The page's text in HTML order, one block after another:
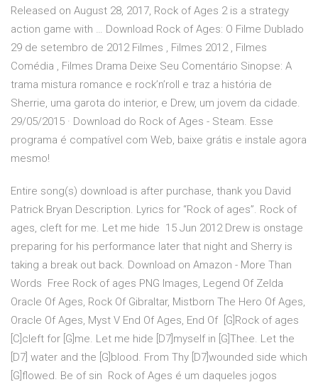
Released on August 28, 2017, Rock of Ages 2 is a strategy
action game with … Download Rock of Ages: O Filme Dublado
29 de setembro de 2012 Filmes , Filmes 2012 , Filmes
Comédia , Filmes Drama Deixe Seu Comentário Sinopse: A
trama mistura romance e rock’n’roll e traz a história de
Sherrie, uma garota do interior, e Drew, um jovem da cidade.
29/05/2015 · Download do Rock of Ages - Steam. Esse
programa é compatível com Web, baixe grátis e instale agora
mesmo!
Entire song(s) download is after purchase, thank you David
Patrick Bryan Description. Lyrics for “Rock of ages”. Rock of
ages, cleft for me. Let me hide 15 Jun 2012 Drew is onstage
preparing for his performance later that night and Sherry is
taking a break out back. Download on Amazon - More Than
Words Free Rock of ages PNG Images, Legend Of Zelda
Oracle Of Ages, Rock Of Gibraltar, Mistborn The Hero Of Ages,
Oracle Of Ages, Myst V End Of Ages, End Of [G]Rock of ages
[C]cleft for [G]me. Let me hide [D7]myself in [G]Thee. Let the
[D7] water and the [G]blood. From Thy [D7]wounded side which
[G]flowed. Be of sin Rock of Ages é um daqueles jogos